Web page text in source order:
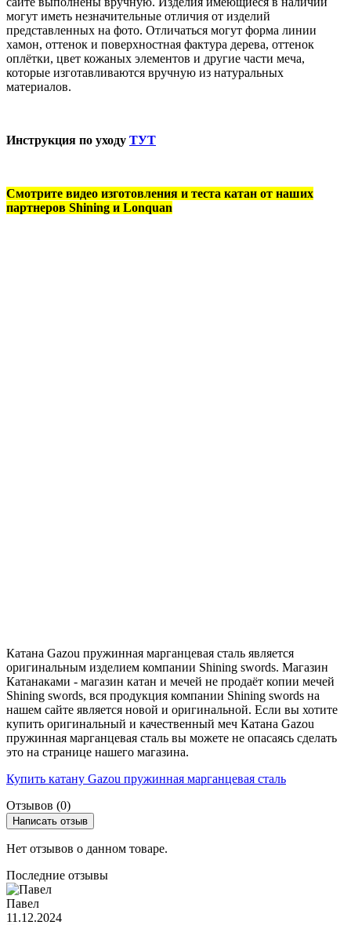
могут иметь незначительные отличия от изделий
представленных на фото. Отличаться могут форма линии
хамон, оттенок и поверхностная фактура дерева, оттенок
оплётки, цвет кожаных элементов и другие части меча,
которые изготавливаются вручную из натуральных
материалов.
Инструкция по уходу ТУТ
Смотрите видео изготовления и теста катан от наших
партнеров Shining и Lonquan
Катана Gazou пружинная марганцевая сталь является
оригинальным изделием компании Shining swords. Магазин
Катанаками - магазин катан и мечей не продаёт копии мечей
Shining swords, вся продукция компании Shining swords на
нашем сайте является новой и оригинальной. Если вы хотите
купить оригинальный и качественный меч Катана Gazou
пружинная марганцевая сталь вы можете не опасаясь сделать
это на странице нашего магазина.
Купить катану Gazou пружинная марганцевая сталь
Отзывов (0)
Написать отзыв
Нет отзывов о данном товаре.
Последние отзывы
Павел
11.12.2024